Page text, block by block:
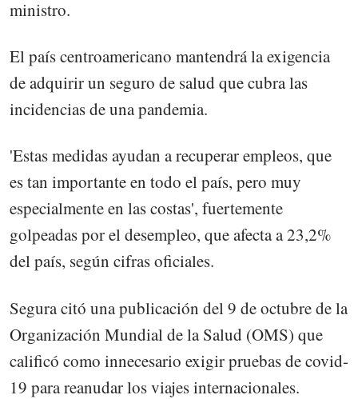
ministro.
El país centroamericano mantendrá la exigencia
de adquirir un seguro de salud que cubra las
incidencias de una pandemia.
'Estas medidas ayudan a recuperar empleos, que
es tan importante en todo el país, pero muy
especialmente en las costas', fuertemente
golpeadas por el desempleo, que afecta a 23,2%
del país, según cifras oficiales.
Segura citó una publicación del 9 de octubre de la
Organización Mundial de la Salud (OMS) que
calificó como innecesario exigir pruebas de covid-
19 para reanudar los viajes internacionales.